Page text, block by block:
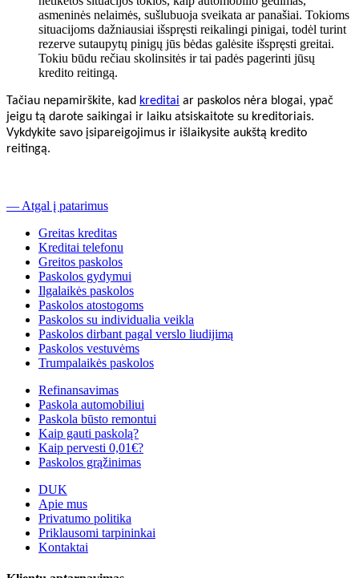
asmeninės nelaimės, sušlubuoja sveikata ar panašiai. Tokioms
situacijoms dažniausiai išspręsti reikalingi pinigai, todėl turint
rezerve sutaupytų pinigų jūs bėdas galėsite išspręsti greitai.
Tokiu būdu rečiau skolinsitės ir tai padės pagerinti jūsų
kredito reitingą.
Tačiau nepamirškite, kad kreditai ar paskolos nėra blogai, ypač
jeigu tą darote saikingai ir laiku atsiskaitote su kreditoriais.
Vykdykite savo įsipareigojimus ir išlaikysite aukštą kredito
reitingą.
— Atgal į patarimus
Greitas kreditas
Kreditai telefonu
Greitos paskolos
Paskolos gydymui
Ilgalaikės paskolos
Paskolos atostogoms
Paskolos su individualia veikla
Paskolos dirbant pagal verslo liudijimą
Paskolos vestuvėms
Trumpalaikės paskolos
Refinansavimas
Paskola automobiliui
Paskola būsto remontui
Kaip gauti paskolą?
Kaip pervesti 0,01€?
Paskolos grąžinimas
DUK
Apie mus
Privatumo politika
Priklausomi tarpininkai
Kontaktai